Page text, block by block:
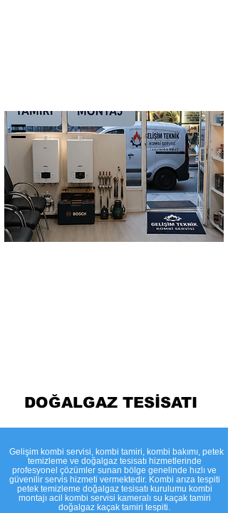
DOĞALGAZ TESİSATI
​Gelişim kombi servisi, kombi tamiri, kombi bakımı, petek
temizleme ve doğalgaz tesisatı hizmetlerinde
profesyonel çözümler sunan bölge genelinde hızlı ve
güvenilir servis hizmeti vermektedir. Kombi arıza tespiti
petek temizleme doğalgaz tesisatı kurulumu kombi
montajı acil kombi servisi kameralı su kaçak tamiri
doğalgaz kaçak tamiri tespiti.